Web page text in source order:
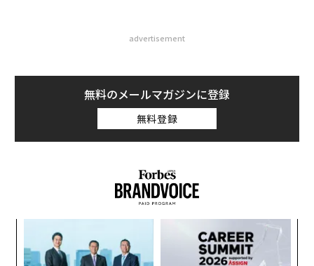
advertisement
無料のメールマガジンに登録
無料登録